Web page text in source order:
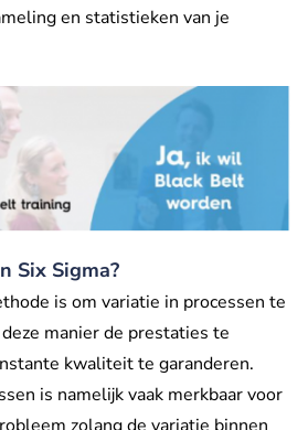
en statistieken van je
Six Sigma?
is om variatie in processen te
manier de prestaties te
kwaliteit te garanderen.
is namelijk vaak merkbaar voor